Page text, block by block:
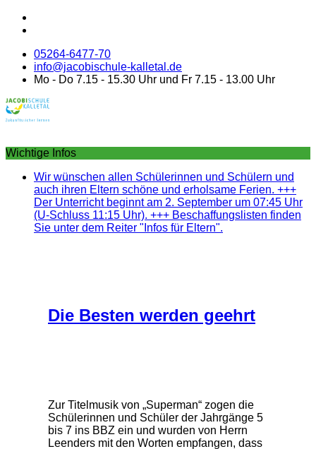
05264-6477-70
info@jacobischule-kalletal.de
Mo - Do 7.15 - 15.30 Uhr und Fr 7.15 - 13.00 Uhr
Wichtige Infos
Wir wünschen allen Schülerinnen und Schülern und
auch ihren Eltern schöne und erholsame Ferien. +++
Der Unterricht beginnt am 2. September um 07:45 Uhr
(U-Schluss 11:15 Uhr). +++ Beschaffungslisten finden
Sie unter dem Reiter "Infos für Eltern".
Die Besten werden geehrt
Zur Titelmusik von „Superman“ zogen die
Schülerinnen und Schüler der Jahrgänge 5
bis 7 ins BBZ ein und wurden von Herrn
Leenders mit den Worten empfangen, dass